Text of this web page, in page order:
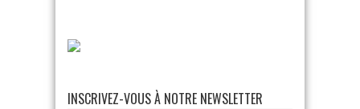
INSCRIVEZ-VOUS À NOTRE NEWSLETTER